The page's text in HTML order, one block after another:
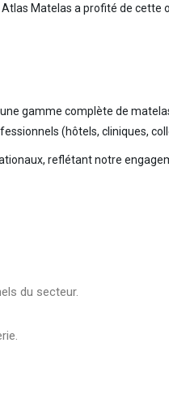
Matelas a profité de cette
gamme complète de
(hôtels, cliniques,
reflétant notre
du secteur.